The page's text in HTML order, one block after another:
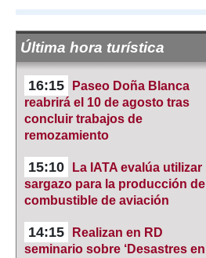
Última hora turística
16:15
Paseo Doña Blanca
reabrirá el 10 de agosto tras
concluir trabajos de
remozamiento
15:10
La IATA evalúa utilizar
sargazo para la producción de
combustible de aviación
14:15
Realizan en RD
seminario sobre ‘Desastres en